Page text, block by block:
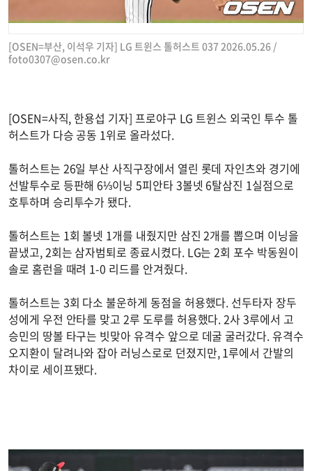
[OSEN=부산, 이석우 기자] LG 트윈스 톨허스트 037 2026.05.26 /
foto0307@osen.co.kr
[OSEN=사직, 한용섭 기자] 프로야구 LG 트윈스 외국인 투수 톨
허스트가 다승 공동 1위로 올라섰다.
톨허스트는 26일 부산 사직구장에서 열린 롯데 자인츠와 경기에
선발투수로 등판해 6⅓이닝 5피안타 3볼넷 6탈삼진 1실점으로
호투하며 승리투수가 됐다.
톨허스트는 1회 볼넷 1개를 내줬지만 삼진 2개를 뽑으며 이닝을
끝냈고, 2회는 삼자범퇴로 종료시켰다. LG는 2회 포수 박동원이
솔로 홈런을 때려 1-0 리드를 안겨줬다.
톨허스트는 3회 다소 불운하게 동점을 허용했다. 선두타자 장두
성에게 우전 안타를 맞고 2루 도루를 허용했다. 2사 3루에서 고
승민의 땅볼 타구는 빗맞아 유격수 앞으로 데굴 굴러갔다. 유격수
오지환이 달려나와 잡아 러닝스로로 던졌지만, 1루에서 간발의
차이로 세이프됐다.